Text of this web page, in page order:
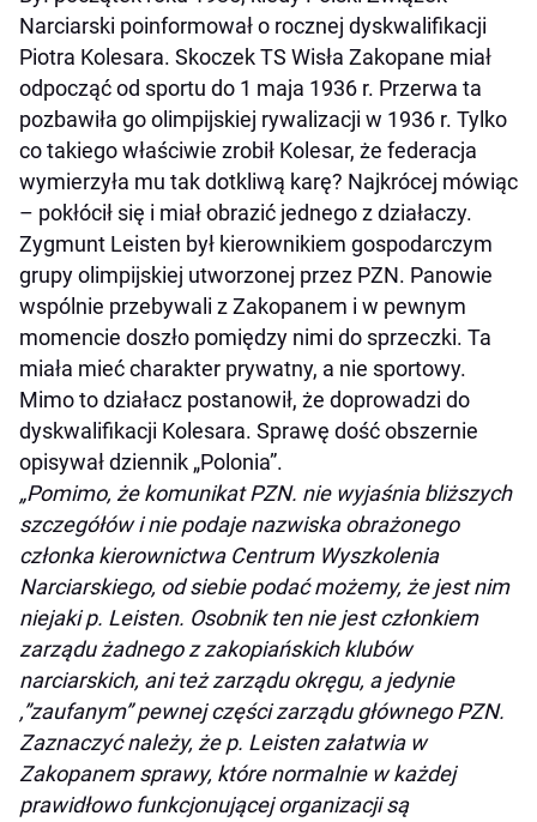
Narciarski poinformował o rocznej dyskwalifikacji
Piotra Kolesara. Skoczek TS Wisła Zakopane miał
odpocząć od sportu do 1 maja 1936 r. Przerwa ta
pozbawiła go olimpijskiej rywalizacji w 1936 r. Tylko
co takiego właściwie zrobił Kolesar, że federacja
wymierzyła mu tak dotkliwą karę? Najkrócej mówiąc
– pokłócił się i miał obrazić jednego z działaczy.
Zygmunt Leisten był kierownikiem gospodarczym
grupy olimpijskiej utworzonej przez PZN. Panowie
wspólnie przebywali z Zakopanem i w pewnym
momencie doszło pomiędzy nimi do sprzeczki. Ta
miała mieć charakter prywatny, a nie sportowy.
Mimo to działacz postanowił, że doprowadzi do
dyskwalifikacji Kolesara. Sprawę dość obszernie
opisywał dziennik „Polonia”.
„Pomimo, że komunikat PZN. nie wyjaśnia bliższych
szczegółów i nie podaje nazwiska obrażonego
członka kierownictwa Centrum Wyszkolenia
Narciarskiego, od siebie podać możemy, że jest nim
niejaki p. Leisten. Osobnik ten nie jest członkiem
zarządu żadnego z zakopiańskich klubów
narciarskich, ani też zarządu okręgu, a jedynie
,”zaufanym” pewnej części zarządu głównego PZN.
Zaznaczyć należy, że p. Leisten załatwia w
Zakopanem sprawy, które normalnie w każdej
prawidłowo funkcjonującej organizacji są